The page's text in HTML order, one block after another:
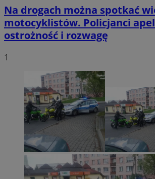
Na drogach można spotkać
motocyklistów. Policjanci
ostrożność i rozwagę
1